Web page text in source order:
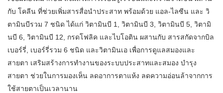
กับ โคลีน ที่ช่วยเพิ่มสารสื่อนำประสาท พร้อมด้วย แอล-ไลซีน และ วิ
ตามินบีรวม 7 ชนิด ได้แก่ วิตามินบี 1, วิตามินบี 3, วิตามินบี 5, วิตามิ
นบี 6, วิตามินบี 12, กรดโฟลิค และไบโอติน ผสานกับ สารสกัดจากบิล
เบอร์รี่, เบอร์รี่รวม 6 ชนิด และวิตามินเอ เพื่อการดูแลสมองและ
สายตา เสริมสร้างการทำงานของระบบประสาทและสมอง บำรุง
สายตา ช่วยในการมองเห็น ลดอาการตาแห้ง ลดความอ่อนล้าจากการ
ใช้สายตาเป็นเวลานาน